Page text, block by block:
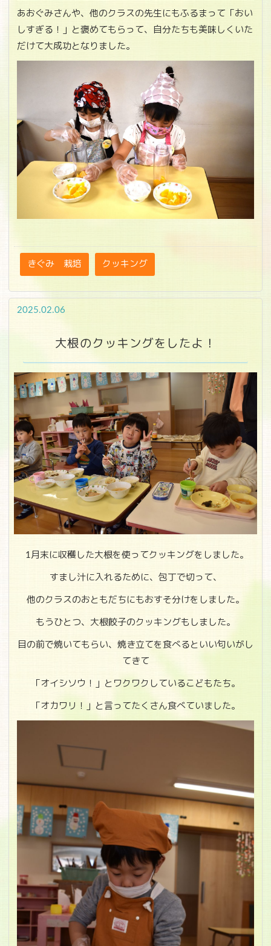
あおぐみさんや、他のクラスの先生にもふるまって「おい
しすぎる！」と褒めてもらって、自分たちも美味しくいた
だけて大成功となりました。
きぐみ 栽培 クッキング
2025.02.06
大根のクッキングをしたよ！
1月末に収穫した大根を使ってクッキングをしました。
すまし汁に入れるために、包丁で切って、
他のクラスのおともだちにもおすそ分けをしました。
もうひとつ、大根餃子のクッキングもしました。
目の前で焼いてもらい、焼き立てを食べるといい匂いがし
てきて
「オイシソウ！」とワクワクしているこどもたち。
「オカワリ！」と言ってたくさん食べていました。